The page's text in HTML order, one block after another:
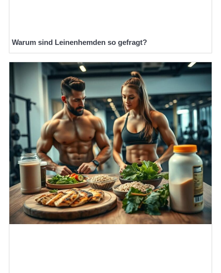
Warum sind Leinenhemden so gefragt?